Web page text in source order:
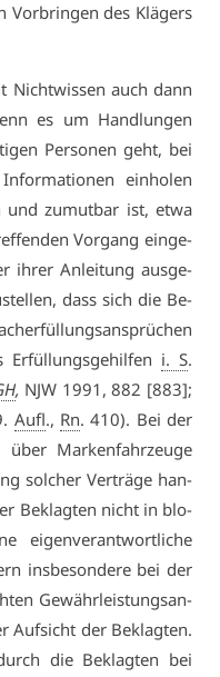
Vor­brin­gen des Klä­gers
auch dann
es um Hand­lun­gen
Per­so­nen geht, bei
ein­ho­len
zu­mut­bar ist, et­wa
Vor­gang ein­ge­
ih­rer An­lei­tung aus­ge­
dass sich die Be­
i. S.
, NJW 1991, 882 [883];
Aufl., Rn. 410). Bei der
Mar­ken­fahr­zeu­ge
sol­cher Ver­trä­ge han­
Be­klag­ten nicht in blo­
ei­gen­ver­ant­wort­li­che
ins­be­son­de­re bei der
Ge­währ­leis­tungs­an­
Auf­sicht der Be­klag­ten.
die Be­klag­ten bei